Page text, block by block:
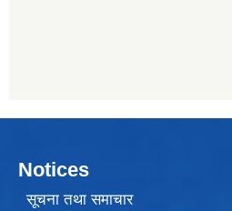
Notices
सूचना तथा समाचार